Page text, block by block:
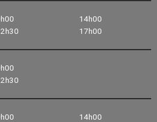
14h00
17h00
14h00